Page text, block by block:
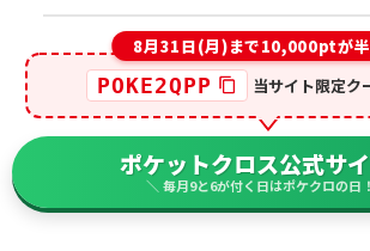
8月31日(月)まで10,000ptが半
POKE2QPP 当サイト限定ク
ポケットクロス公式サ
＼ 毎月9と6が付く日はポケクロの日